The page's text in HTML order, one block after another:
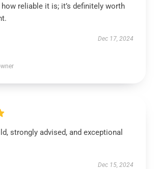
reliable it is; it’s definitely worth
Dec 17, 2024
strongly advised, and exceptional
Dec 15, 2024